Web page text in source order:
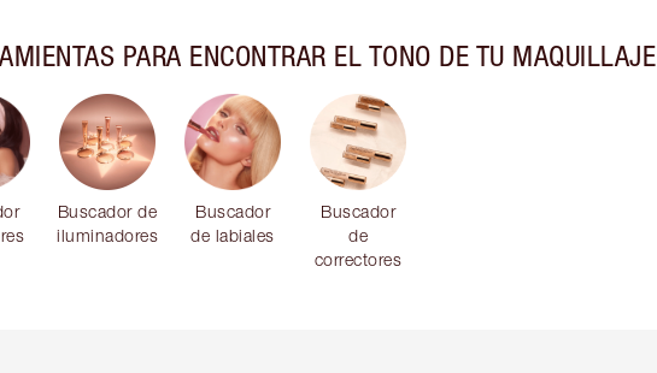
PARA ENCONTRAR EL TONO DE TU MAQUILLAJE
Buscador de
iluminadores
Buscador
de labiales
Buscador
de
correctores